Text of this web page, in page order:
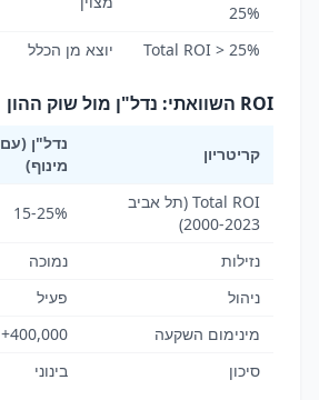
25%
Total ROI > 25% יוצא מן הכלל
ROI השוואתי: נדל"ן מול שוק ההון
קריטריון
נדל"ן (עם
מינוף)
Total ROI (תל אביב
2000-2023)
15-25%
נזילות נמוכה
ניהול
פעיל
מינימום השקעה
400,000+ ₪
סיכון
בינוני